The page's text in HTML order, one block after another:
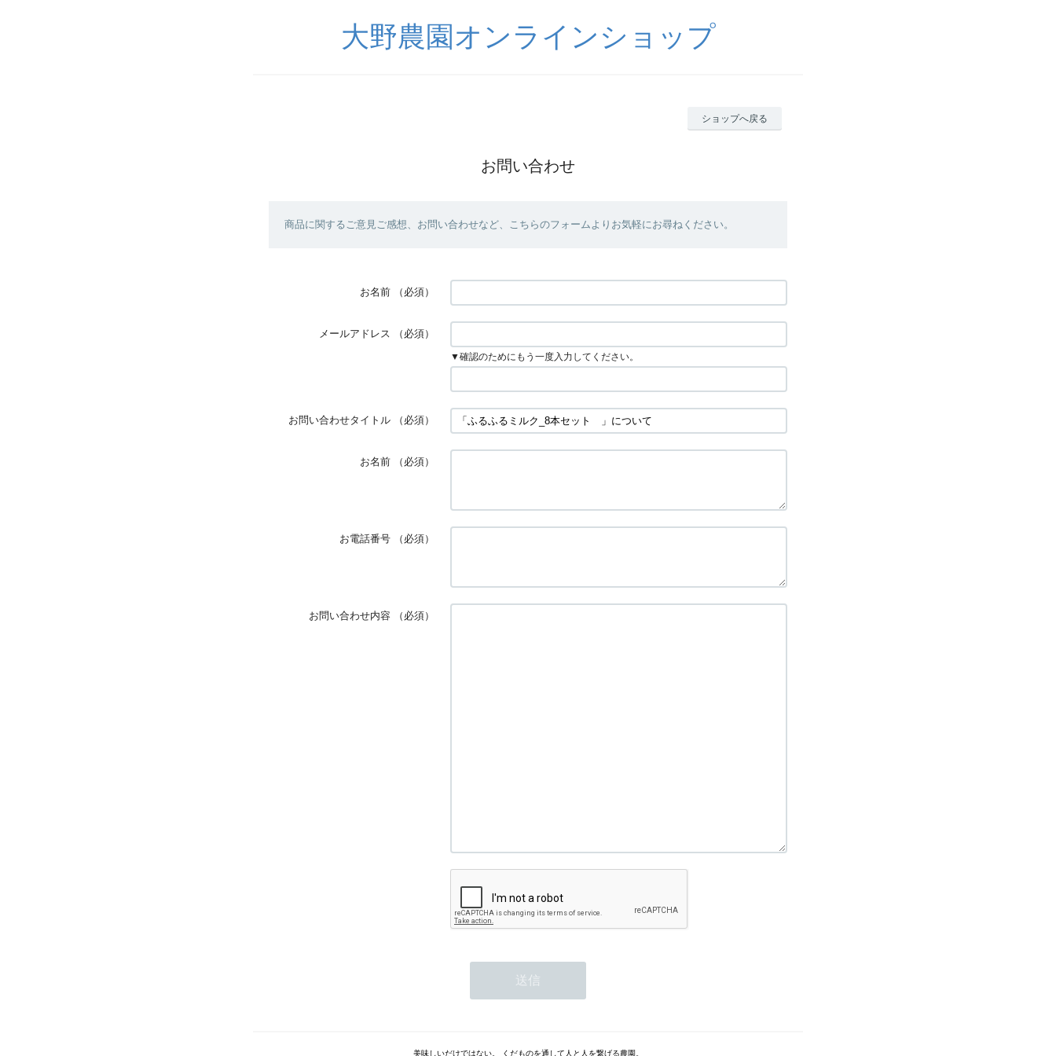
大野農園オンラインショップ
ショップへ戻る
お問い合わせ
商品に関するご意見ご感想、お問い合わせなど、こちらのフォームよりお気軽にお尋ねください。
お名前 （必須）
メールアドレス （必須）
▼確認のためにもう一度入力してください。
お問い合わせタイトル （必須）
お名前 （必須）
お電話番号 （必須）
お問い合わせ内容 （必須）
美味しいだけではない。 くだものを通して人と人を繋げる農園。